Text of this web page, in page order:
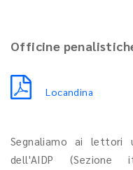
Officine
Locandina
Segnaliamo ai lettori
dell'AIDP (Sezione